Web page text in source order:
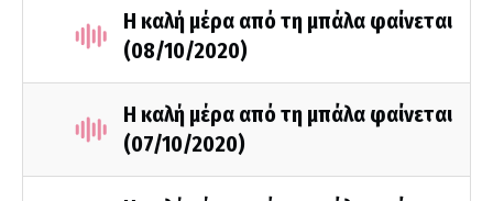
Η καλή μέρα από τη μπάλα φαίνεται
(08/10/2020)
Η καλή μέρα από τη μπάλα φαίνεται
(07/10/2020)